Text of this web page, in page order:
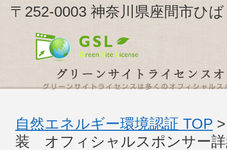
〒252-0003 神奈川県座間市ひ
自然エネルギー環境認証 TOP
装 オフィシャルスポンサー